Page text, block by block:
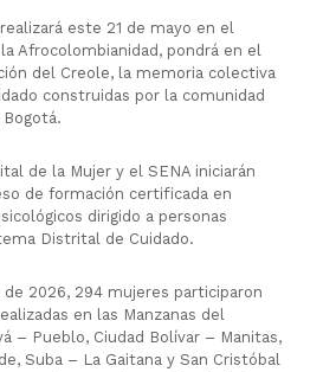
este 21 de mayo en el
Afrocolombianidad, pondrá en el
del Creole, la memoria colectiva
construidas por la comunidad
de la Mujer y el SENA iniciarán
de formación certificada en
dirigido a personas
Distrital de Cuidado.
2026, 294 mujeres participaron
en las Manzanas del
– Pueblo, Ciudad Bolívar – Manitas,
Suba – La Gaitana y San Cristóbal